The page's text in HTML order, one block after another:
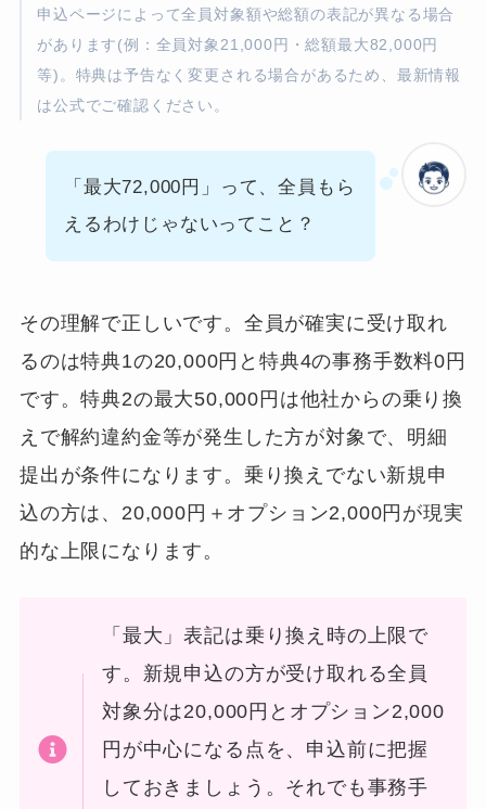
申込ページによって全員対象額や総額の表記が異なる場合
があります(例：全員対象21,000円・総額最大82,000円
等)。特典は予告なく変更される場合があるため、最新情報
は公式でご確認ください。
「最大72,000円」って、全員もら
えるわけじゃないってこと？
その理解で正しいです。全員が確実に受け取れ
るのは特典1の20,000円と特典4の事務手数料0円
です。特典2の最大50,000円は他社からの乗り換
えで解約違約金等が発生した方が対象で、明細
提出が条件になります。乗り換えでない新規申
込の方は、20,000円＋オプション2,000円が現実
的な上限になります。
「最大」表記は乗り換え時の上限で
す。新規申込の方が受け取れる全員
対象分は20,000円とオプション2,000
円が中心になる点を、申込前に把握
しておきましょう。それでも事務手